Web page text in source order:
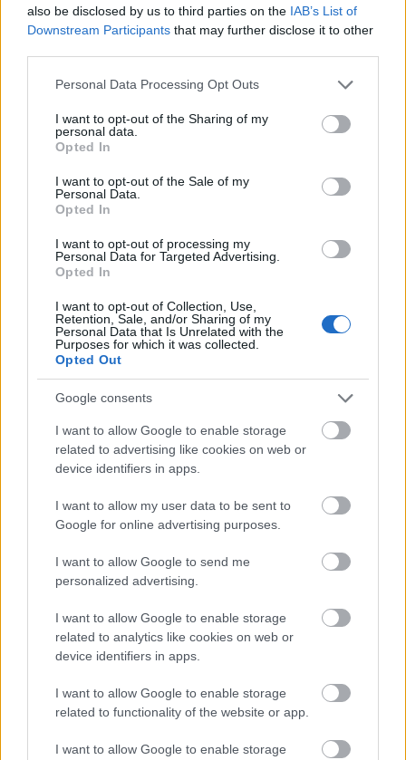
also be disclosed by us to third parties on the IAB’s List of
Downstream Participants that may further disclose it to other
Please note that this website/app uses one or more Google
not limited to your visit or usage behaviour. You may click to
grant or deny consent to Google and its third-party tags to
use your data for below specified purposes in below Google
consent section.
Personal Data Processing Opt Outs
I want to opt-out of the Sharing of my
personal data.
Opted In
I want to opt-out of the Sale of my
Personal Data.
Opted In
I want to opt-out of processing my
Personal Data for Targeted Advertising.
Opted In
I want to opt-out of Collection, Use,
Retention, Sale, and/or Sharing of my
Personal Data that Is Unrelated with the
Purposes for which it was collected.
Opted Out
Google consents
I want to allow Google to enable storage
related to advertising like cookies on web or
device identifiers in apps.
I want to allow my user data to be sent to
Google for online advertising purposes.
I want to allow Google to send me
personalized advertising.
I want to allow Google to enable storage
related to analytics like cookies on web or
device identifiers in apps.
I want to allow Google to enable storage
related to functionality of the website or app.
I want to allow Google to enable storage
United colors of...
Kockapanel, avagy Gazdagrét a mi
Heartlake City-nk
Szólj hozzá!
A hozzászóláshoz be kell lépned!
VAGY
Konyvtaroslany
11 éve
SomiTomi